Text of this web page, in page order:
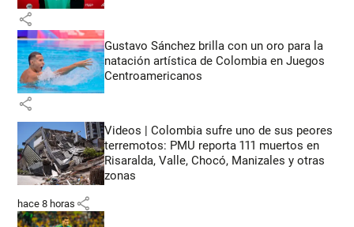
share
Gustavo Sánchez brilla con un oro para la
natación artística de Colombia en Juegos
Centroamericanos
share
Videos | Colombia sufre uno de sus peores
terremotos: PMU reporta 111 muertos en
Risaralda, Valle, Chocó, Manizales y otras
zonas
hace 8 horas share